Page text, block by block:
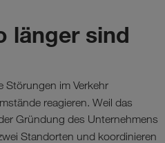
länger sind
Störungen im Verkehr
reagieren. Weil das
Gründung des Unternehmens
Standorten und koordinieren